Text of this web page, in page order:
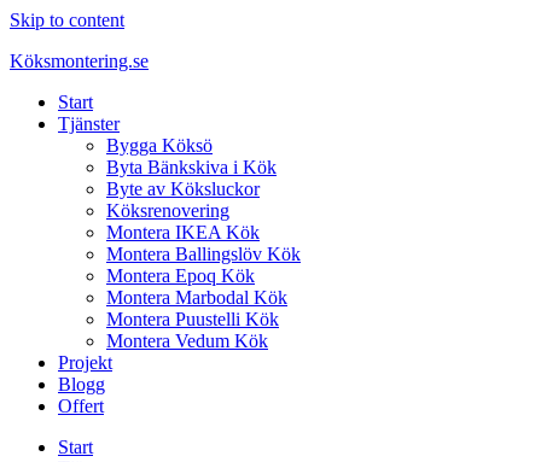
Skip to content
Köksmontering.se
Start
Tjänster
Bygga Köksö
Byta Bänkskiva i Kök
Byte av Köksluckor
Köksrenovering
Montera IKEA Kök
Montera Ballingslöv Kök
Montera Epoq Kök
Montera Marbodal Kök
Montera Puustelli Kök
Montera Vedum Kök
Projekt
Blogg
Offert
Start